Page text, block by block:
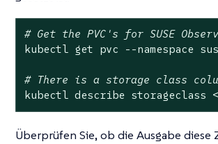
# Get the PVC's for SUSE
kubectl get pvc --namespace
# There is a storage class
kubectl describe storageclass
Überprüfen Sie, ob die Ausgabe diese